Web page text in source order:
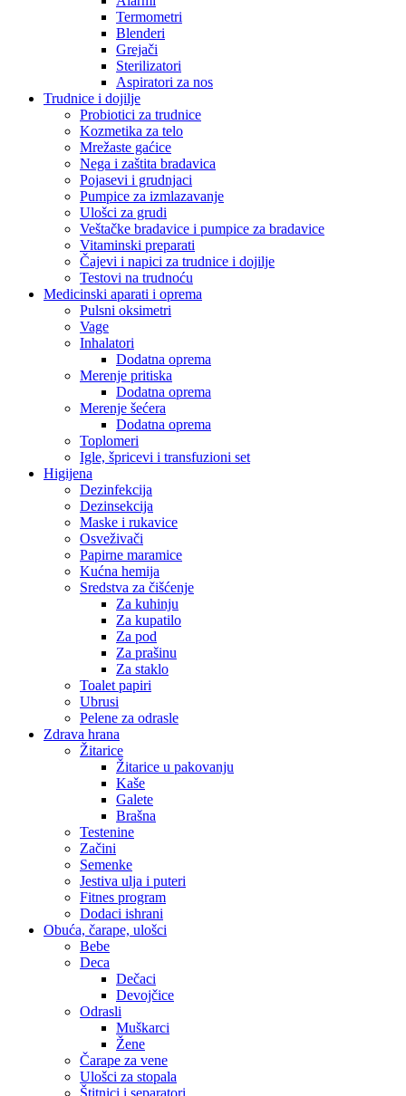
Termometri
Blenderi
Grejači
Sterilizatori
Aspiratori za nos
Trudnice i dojilje
Probiotici za trudnice
Kozmetika za telo
Mrežaste gaćice
Nega i zaštita bradavica
Pojasevi i grudnjaci
Pumpice za izmlazavanje
Ulošci za grudi
Veštačke bradavice i pumpice za bradavice
Vitaminski preparati
Čajevi i napici za trudnice i dojilje
Testovi na trudnoću
Medicinski aparati i oprema
Pulsni oksimetri
Vage
Inhalatori
Dodatna oprema
Merenje pritiska
Dodatna oprema
Merenje šećera
Dodatna oprema
Toplomeri
Igle, špricevi i transfuzioni set
Higijena
Dezinfekcija
Dezinsekcija
Maske i rukavice
Osveživači
Papirne maramice
Kućna hemija
Sredstva za čišćenje
Za kuhinju
Za kupatilo
Za pod
Za prašinu
Za staklo
Toalet papiri
Ubrusi
Pelene za odrasle
Zdrava hrana
Žitarice
Žitarice u pakovanju
Kaše
Galete
Brašna
Testenine
Začini
Semenke
Jestiva ulja i puteri
Fitnes program
Dodaci ishrani
Obuća, čarape, ulošci
Bebe
Deca
Dečaci
Devojčice
Odrasli
Muškarci
Žene
Čarape za vene
Ulošci za stopala
Štitnici i separatori